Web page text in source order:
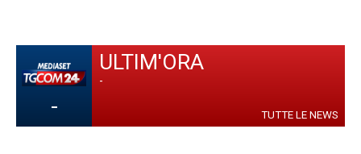
-
ULTIM'ORA
-
TUTTE LE NEWS